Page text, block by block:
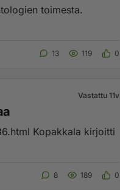
toimesta.
13 119 0
Vastattu 11v
kirjoitti
8 189 0